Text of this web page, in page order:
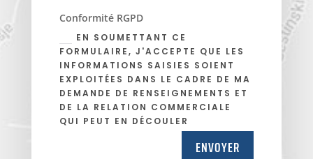
Conformité RGPD
EN SOUMETTANT CE
FORMULAIRE, J'ACCEPTE QUE LES
INFORMATIONS SAISIES SOIENT
EXPLOITÉES DANS LE CADRE DE MA
DEMANDE DE RENSEIGNEMENTS ET
DE LA RELATION COMMERCIALE
QUI PEUT EN DÉCOULER
ENVOYER